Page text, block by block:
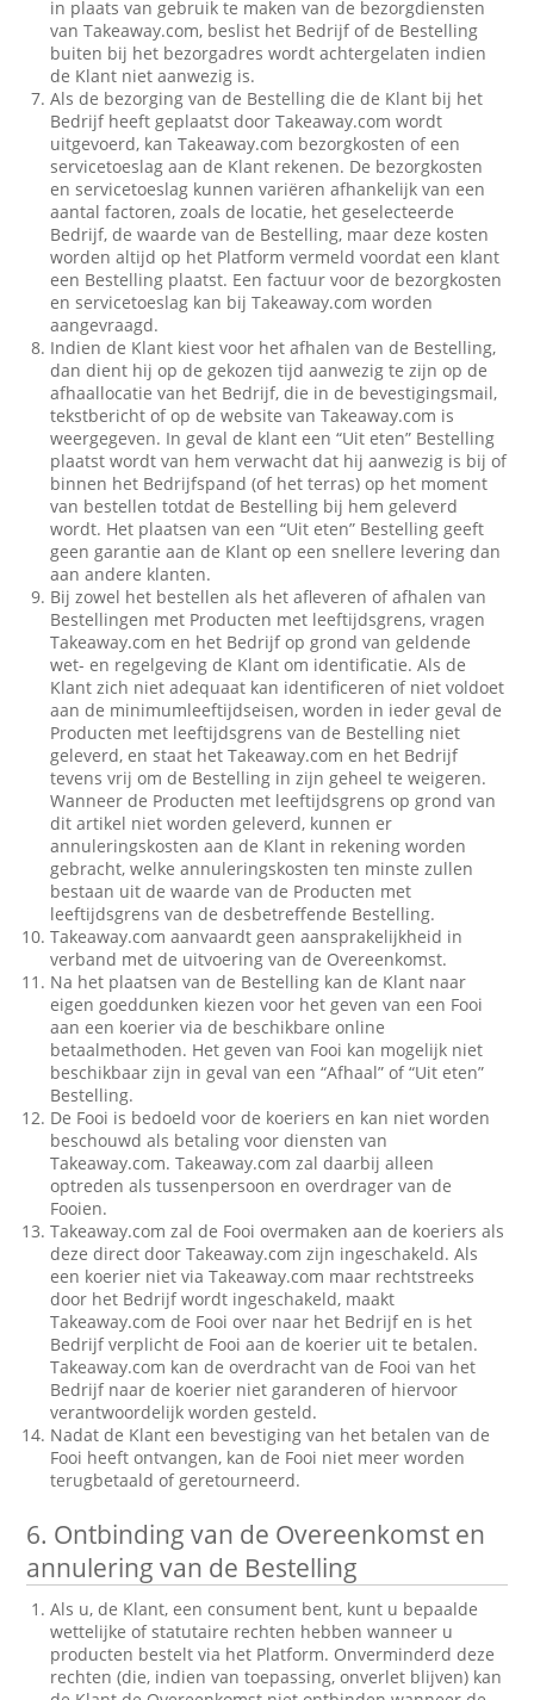
in plaats van gebruik te maken van de bezorgdiensten
van Takeaway.com, beslist het Bedrijf of de Bestelling
buiten bij het bezorgadres wordt achtergelaten indien
de Klant niet aanwezig is.
Als de bezorging van de Bestelling die de Klant bij het
Bedrijf heeft geplaatst door Takeaway.com wordt
uitgevoerd, kan Takeaway.com bezorgkosten of een
servicetoeslag aan de Klant rekenen. De bezorgkosten
en servicetoeslag kunnen variëren afhankelijk van een
aantal factoren, zoals de locatie, het geselecteerde
Bedrijf, de waarde van de Bestelling, maar deze kosten
worden altijd op het Platform vermeld voordat een klant
een Bestelling plaatst. Een factuur voor de bezorgkosten
en servicetoeslag kan bij Takeaway.com worden
aangevraagd.
Indien de Klant kiest voor het afhalen van de Bestelling,
dan dient hij op de gekozen tijd aanwezig te zijn op de
afhaallocatie van het Bedrijf, die in de bevestigingsmail,
tekstbericht of op de website van Takeaway.com is
weergegeven. In geval de klant een “Uit eten” Bestelling
plaatst wordt van hem verwacht dat hij aanwezig is bij of
binnen het Bedrijfspand (of het terras) op het moment
van bestellen totdat de Bestelling bij hem geleverd
wordt. Het plaatsen van een “Uit eten” Bestelling geeft
geen garantie aan de Klant op een snellere levering dan
aan andere klanten.
Bij zowel het bestellen als het afleveren of afhalen van
Bestellingen met Producten met leeftijdsgrens, vragen
Takeaway.com en het Bedrijf op grond van geldende
wet- en regelgeving de Klant om identificatie. Als de
Klant zich niet adequaat kan identificeren of niet voldoet
aan de minimumleeftijdseisen, worden in ieder geval de
Producten met leeftijdsgrens van de Bestelling niet
geleverd, en staat het Takeaway.com en het Bedrijf
tevens vrij om de Bestelling in zijn geheel te weigeren.
Wanneer de Producten met leeftijdsgrens op grond van
dit artikel niet worden geleverd, kunnen er
annuleringskosten aan de Klant in rekening worden
gebracht, welke annuleringskosten ten minste zullen
bestaan uit de waarde van de Producten met
leeftijdsgrens van de desbetreffende Bestelling.
Takeaway.com aanvaardt geen aansprakelijkheid in
verband met de uitvoering van de Overeenkomst.
Na het plaatsen van de Bestelling kan de Klant naar
eigen goeddunken kiezen voor het geven van een Fooi
aan een koerier via de beschikbare online
betaalmethoden. Het geven van Fooi kan mogelijk niet
beschikbaar zijn in geval van een “Afhaal” of “Uit eten”
Bestelling.
De Fooi is bedoeld voor de koeriers en kan niet worden
beschouwd als betaling voor diensten van
Takeaway.com. Takeaway.com zal daarbij alleen
optreden als tussenpersoon en overdrager van de
Fooien.
Takeaway.com zal de Fooi overmaken aan de koeriers als
deze direct door Takeaway.com zijn ingeschakeld. Als
een koerier niet via Takeaway.com maar rechtstreeks
door het Bedrijf wordt ingeschakeld, maakt
Takeaway.com de Fooi over naar het Bedrijf en is het
Bedrijf verplicht de Fooi aan de koerier uit te betalen.
Takeaway.com kan de overdracht van de Fooi van het
Bedrijf naar de koerier niet garanderen of hiervoor
verantwoordelijk worden gesteld.
Nadat de Klant een bevestiging van het betalen van de
Fooi heeft ontvangen, kan de Fooi niet meer worden
terugbetaald of geretourneerd.
6. Ontbinding van de Overeenkomst en
annulering van de Bestelling
Als u, de Klant, een consument bent, kunt u bepaalde
wettelijke of statutaire rechten hebben wanneer u
producten bestelt via het Platform. Onverminderd deze
rechten (die, indien van toepassing, onverlet blijven) kan